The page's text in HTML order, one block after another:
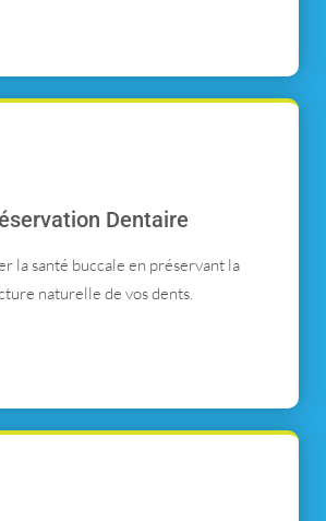
Dentaire
la santé buccale en préservant la
naturelle de vos dents.